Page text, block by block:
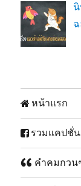
หน้าแรก
รวมแคปชั่
คำคมกวน